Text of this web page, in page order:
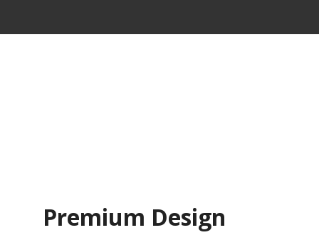
Premium Design